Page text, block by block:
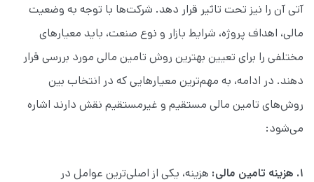
آتی آن را نیز تحت تاثیر قرار دهد. شرکت‌ها با توجه به وضعیت
مالی، اهداف پروژه، شرایط بازار و نوع صنعت، باید معیارهای
مختلفی را برای تعیین بهترین روش تامین مالی مورد بررسی قرار
دهند. در ادامه، به مهم‌ترین معیارهایی که در انتخاب بین
روش‌های تامین مالی مستقیم و غیرمستقیم نقش دارند اشاره
می‌شود:
۱. هزینه تامین مالی:
هزینه، یکی از اصلی‌ترین عوامل در